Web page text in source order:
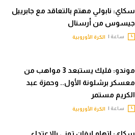
سكاي: نابولي مهتم بالتعاقد مع جابرييل
جيسوس من أرسنال
ساعة | الكرة الأوروبية
موندو: فليك يستبعد 3 مواهب من
معسكر برشلونة الأول.. وحمزة عبد
الكريم مستمر
ساعة | الكرة الأوروبية